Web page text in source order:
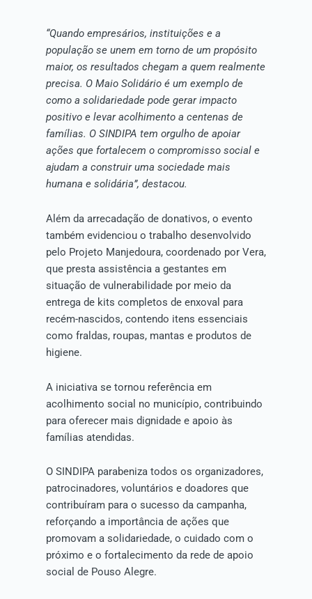
“Quando empresários, instituições e a
população se unem em torno de um propósito
maior, os resultados chegam a quem realmente
precisa. O Maio Solidário é um exemplo de
como a solidariedade pode gerar impacto
positivo e levar acolhimento a centenas de
famílias. O SINDIPA tem orgulho de apoiar
ações que fortalecem o compromisso social e
ajudam a construir uma sociedade mais
humana e solidária”, destacou.
Além da arrecadação de donativos, o evento
também evidenciou o trabalho desenvolvido
pelo Projeto Manjedoura, coordenado por Vera,
que presta assistência a gestantes em
situação de vulnerabilidade por meio da
entrega de kits completos de enxoval para
recém-nascidos, contendo itens essenciais
como fraldas, roupas, mantas e produtos de
higiene.
A iniciativa se tornou referência em
acolhimento social no município, contribuindo
para oferecer mais dignidade e apoio às
famílias atendidas.
O SINDIPA parabeniza todos os organizadores,
patrocinadores, voluntários e doadores que
contribuíram para o sucesso da campanha,
reforçando a importância de ações que
promovam a solidariedade, o cuidado com o
próximo e o fortalecimento da rede de apoio
social de Pouso Alegre.